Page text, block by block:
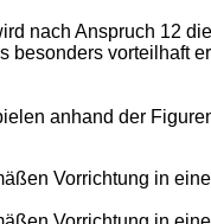
nach Anspruch 12
besonders vorteilhaft
anhand der
Vorrichtung in